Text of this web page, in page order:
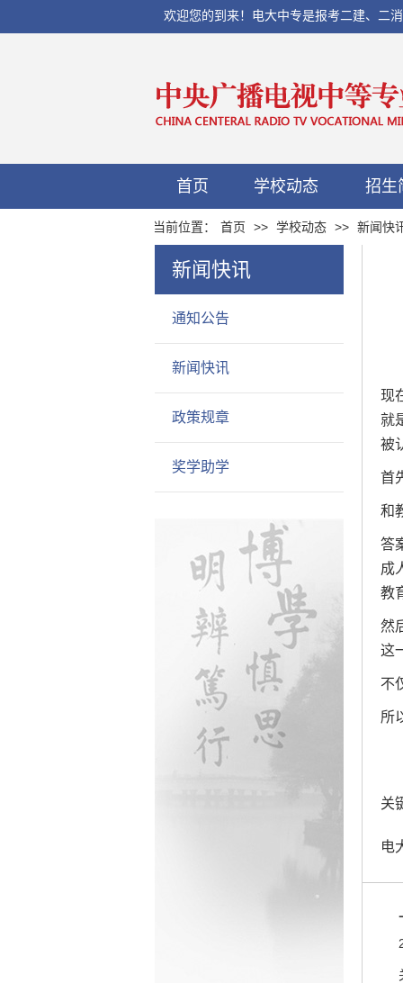
欢迎您的到来！电大中专是报考二建、二
首页 学校动态 招生
当前位置： 首页 >> 学校动态 >> 新闻快
新闻快讯
通知公告
新闻快讯
政策规章
奖学助学
现
就
被
首
和
答
成
教
然
这
不
所
关
电